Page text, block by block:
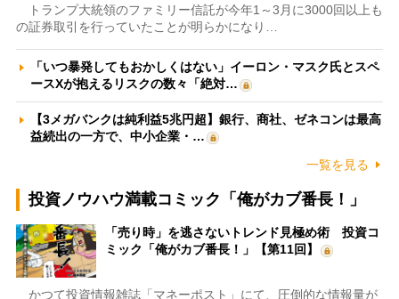
トランプ大統領のファミリー信託が今年1～3月に3000回以上も
の証券取引を行っていたことが明らかになり…
「いつ暴発してもおかしくはない」イーロン・マスク氏とスペ
ースXが抱えるリスクの数々「絶対…
【3メガバンクは純利益5兆円超】銀行、商社、ゼネコンは最高
益続出の一方で、中小企業・…
一覧を見る
投資ノウハウ満載コミック「俺がカブ番長！」
「売り時」を逃さないトレンド見極め術 投資コ
ミック「俺がカブ番長！」【第11回】
かつて投資情報雑誌「マネーポスト」にて、圧倒的な情報量が